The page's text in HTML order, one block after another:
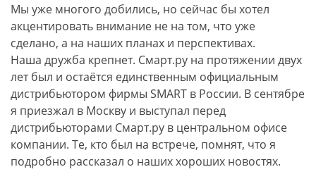
Мы уже многого добились, но сейчас бы хотел
акцентировать внимание не на том, что уже
сделано, а на наших планах и перспективах.
Наша дружба крепнет. Смарт.ру на протяжении двух
лет был и остаётся единственным официальным
дистрибьютором фирмы SMART в России. В сентябре
я приезжал в Москву и выступал перед
дистрибьюторами Смарт.ру в центральном офисе
компании. Те, кто был на встрече, помнят, что я
подробно рассказал о наших хороших новостях.